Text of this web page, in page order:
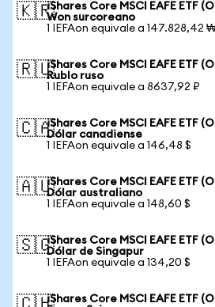
🇰🇷iShares Core MSCI EAFE ETF
Won surcoreano
1 IEFAon equivale a 147.828,42
🇷🇺iShares Core MSCI EAFE ETF
Rublo ruso
1 IEFAon equivale a 8637,92 ₽
🇨🇦iShares Core MSCI EAFE ETF
Dólar canadiense
1 IEFAon equivale a 146,48 $
🇦🇺iShares Core MSCI EAFE ETF
Dólar australiano
1 IEFAon equivale a 148,60 $
🇸🇬iShares Core MSCI EAFE ETF
Dólar de Singapur
1 IEFAon equivale a 134,20 $
iShares Core MSCI EAFE ETF